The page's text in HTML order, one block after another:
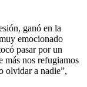
ganó en la
emocionado
pasar por un
más nos refugiamos
olvidar a nadie”,